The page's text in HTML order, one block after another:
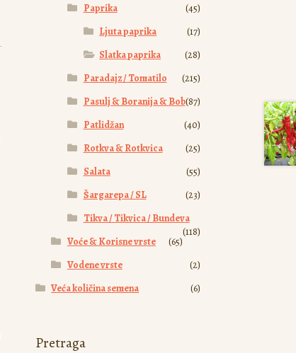
Paprika
(45)
Ljuta paprika
(17)
Slatka paprika
(28)
Paradajz / Tomatilo
(215)
Pasulj & Boranija & Bob(87)
Patlidžan
(40)
Rotkva & Rotkvica
(25)
Salata
(55)
Šargarepa / SL
(23)
Tikva / Tikvica / Bundeva
(118)
Voće & Korisne vrste
(65)
Vodene vrste
(2)
Veća količina semena
(6)
Pretraga